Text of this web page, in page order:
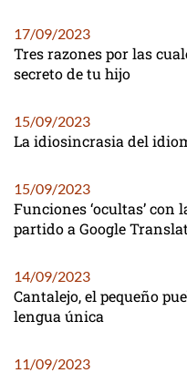
17/09/2023
Tres razones por las
secreto de tu hijo
15/09/2023
La idiosincrasia del
15/09/2023
Funciones ‘ocultas’ con
partido a Google
14/09/2023
Cantalejo, el pequeño
lengua única
11/09/2023